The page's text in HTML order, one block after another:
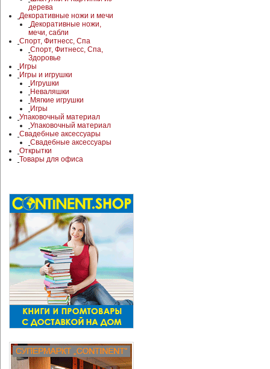
дерева
Декоративные ножи и мечи
Декоративные ножи,
мечи, сабли
Спорт, Фитнесс, Спа
Спорт, Фитнесс, Спа,
Здоровье
Игры
Игры и игрушки
Игрушки
Неваляшки
Мягкие игрушки
Игры
Упаковочный материал
Упаковочный материал
Свадебные аксессуары
Свадебные аксессуары
Открытки
Товары для офиса